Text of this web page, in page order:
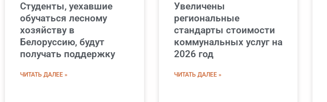
Студенты, уехавшие
обучаться лесному
хозяйству в
Белоруссию, будут
получать поддержку
ЧИТАТЬ ДАЛЕЕ »
Увеличены
региональные
стандарты стоимости
коммунальных услуг на
2026 год
ЧИТАТЬ ДАЛЕЕ »